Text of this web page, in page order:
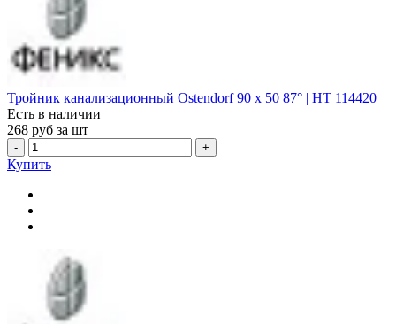
Тройник канализационный Ostendorf 90 х 50 87° | HT 114420
Есть в наличии
268 руб за шт
- +
Купить